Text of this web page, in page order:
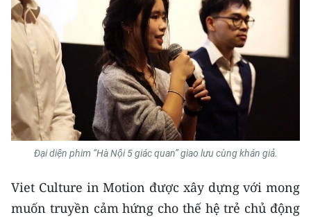
Đại diện phim “Hà Nội 5 giác quan” giao lưu cùng khán giả.
Viet Culture in Motion được xây dựng với mong
muốn truyền cảm hứng cho thế hệ trẻ chủ động